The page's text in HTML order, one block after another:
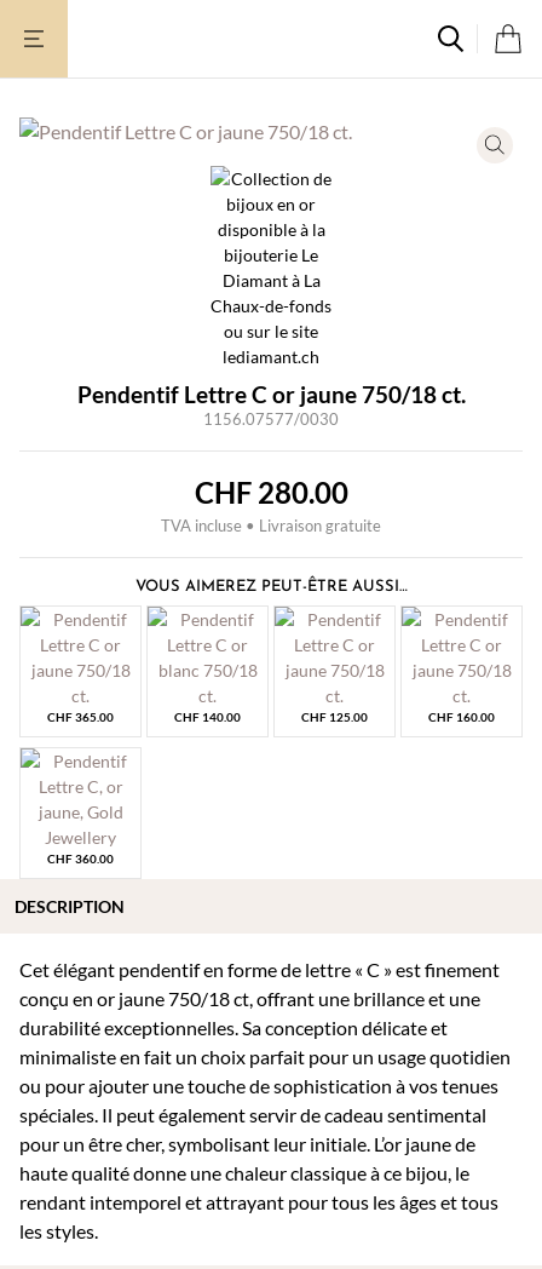
Pendentif Lettre C or jaune 750/18 ct.
1156.07577/0030
CHF280.00
TVA incluse • Livraison gratuite
VOUS AIMEREZ PEUT-ÊTRE AUSSI…
CHF365.00 CHF 140.00 CHF 125.00 CHF 160.00
CHF360.00
Cet élégant pendentif en forme de lettre « C » est finement
conçu en or jaune 750/18 ct, offrant une brillance et une
durabilité exceptionnelles. Sa conception délicate et
minimaliste en fait un choix parfait pour un usage quotidien
ou pour ajouter une touche de sophistication à vos tenues
spéciales. Il peut également servir de cadeau sentimental
pour un être cher, symbolisant leur initiale. L’or jaune de
haute qualité donne une chaleur classique à ce bijou, le
rendant intemporel et attrayant pour tous les âges et tous
les styles.
DESCRIPTION